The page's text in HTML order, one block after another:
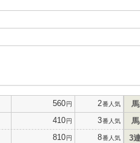
560円 2番人気
410円 3番人気
810円 8番人気 3